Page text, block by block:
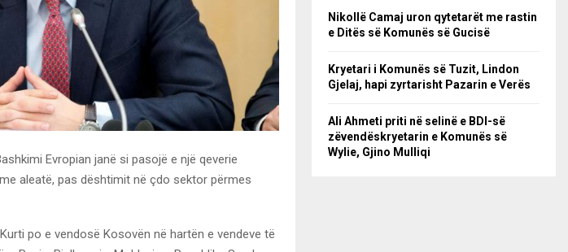
Evropian janë si pasojë e një qeverie
aleatë, pas dështimit në çdo sektor përmes
po e vendosë Kosovën në hartën e vendeve të
Nikollë Camaj uron qytetarët me rastin
e Ditës së Komunës së Gucisë
Kryetari i Komunës së Tuzit, Lindon
Gjelaj, hapi zyrtarisht Pazarin e Verës
Ali Ahmeti priti në selinë e BDI-së
zëvendëskryetarin e Komunës së
Wylie, Gjino Mulliqi